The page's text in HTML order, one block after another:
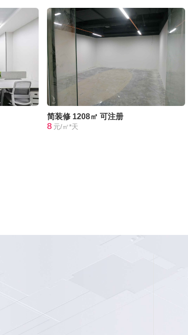
简装修 1208㎡ 可注册
8 元/㎡*天